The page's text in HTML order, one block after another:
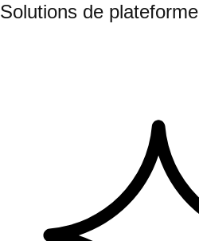
Solutions de plateforme